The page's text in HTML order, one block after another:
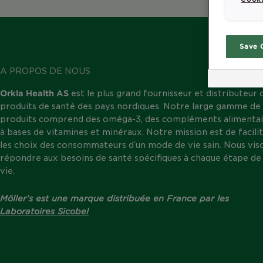
A PROPOS DE NOUS
Orkla Health AS est le plus grand fournisseur et distributeur
produits de santé des pays nordiques. Notre large gamme de
produits comprend des oméga-3, des compléments
à bases de vitamines et minéraux. Notre mission est de
les choix des consommateurs d’un mode de vie sain. Nous
répondre aux besoins de santé spécifiques à chaque étape de
vie.
Möller’s est une marque distribuée en France par les
Laboratoires Sicobel
Save